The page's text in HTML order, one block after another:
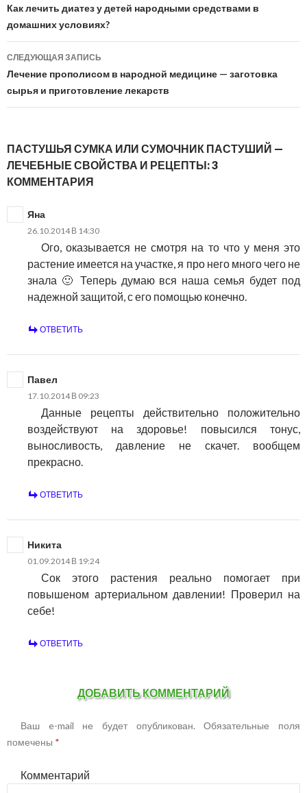
Навигация
по
записям
Как лечить диатез у детей народными средствами в
домашних условиях?
СЛЕДУЮЩАЯ ЗАПИСЬ
Лечение прополисом в народной медицине — заготовка
сырья и приготовление лекарств
ПАСТУШЬЯ СУМКА ИЛИ СУМОЧНИК ПАСТУШИЙ —
ЛЕЧЕБНЫЕ СВОЙСТВА И РЕЦЕПТЫ: 3
КОММЕНТАРИЯ
Яна
26.10.2014 В 14:30
Ого, оказывается не смотря на то что у меня это
растение имеется на участке, я про него много чего не
знала 🙂 Теперь думаю вся наша семья будет под
надежной защитой, с его помощью конечно.
ОТВЕТИТЬ
Павел
17.10.2014 В 09:23
Данные рецепты действительно положительно
воздействуют на здоровье! повысился тонус,
выносливость, давление не скачет. вообщем
прекрасно.
ОТВЕТИТЬ
Никита
01.09.2014 В 19:24
Сок этого растения реально помогает при
повышеном артериальном давлении! Проверил на
себе!
ОТВЕТИТЬ
ДОБАВИТЬ КОММЕНТАРИЙ
Ваш e-mail не будет опубликован. Обязательные поля
помечены *
Комментарий